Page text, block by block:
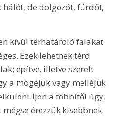
hálót, de dolgozót, fürdőt,
kívül térhatároló falakat
Ezek lehetnek térd
építve, illetve szerelt
a mögéjük vagy melléjük
a többitől úgy,
mégse érezzük kisebbnek.